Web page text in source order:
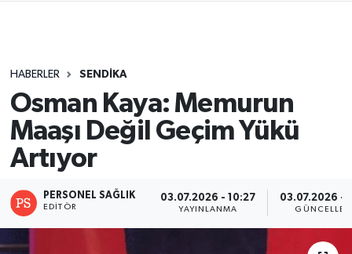
HABERLER SENDIKA
Osman Kaya: Memurun
Maaşı Değil Geçim Yükü
Artıyor
PERSONEL SAĞLIK
EDITÖR
03.07.2026 - 10:27
YAYINLANMA
03.07.2026 -
Atamalar
Mevzuat
Tüm Manşetler
Son Dakika Haberleri